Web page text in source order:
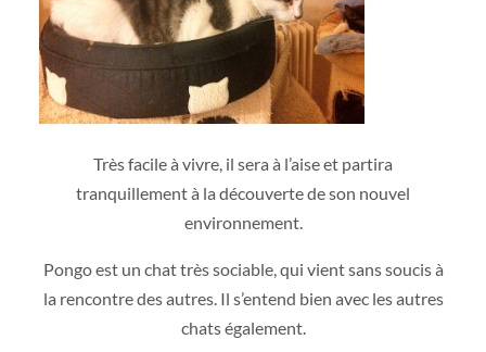
Très facile à vivre, il sera à l’aise et partira
tranquillement à la découverte de son nouvel
environnement.
Pongo est un chat très sociable, qui vient sans soucis à
la rencontre des autres. Il s’entend bien avec les autres
chats également.